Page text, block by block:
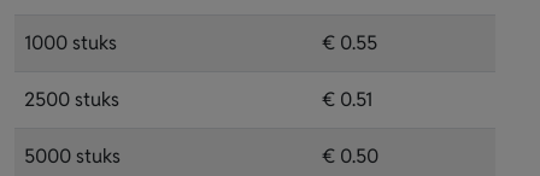
1000 stuks € 0.55
2500 stuks € 0.51
5000 stuks € 0.50